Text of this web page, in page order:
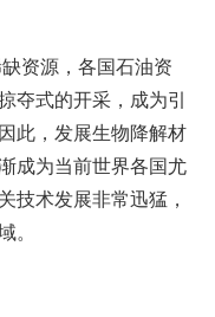
资源，各国石油资
夺式的开采，成为引
此，发展生物降解材
成为当前世界各国尤
技术发展非常迅猛，
。